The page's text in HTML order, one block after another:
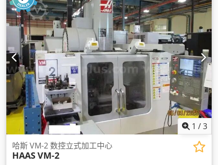
1 /3
哈斯 VM-2 数控立式加工中心
HAASVM-2